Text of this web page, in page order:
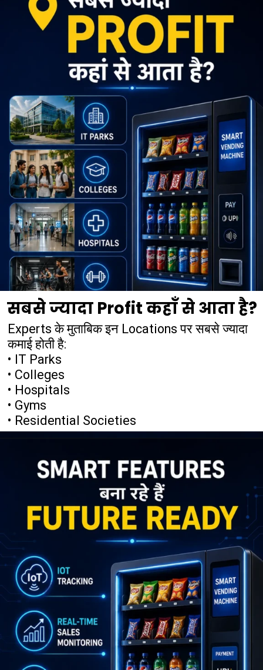
सबसे ज्यादा Profit कहाँ से आता है?
Experts के मुताबिक इन Locations पर सबसे ज्यादा
कमाई होती है:
• IT Parks
• Colleges
• Hospitals
• Gyms
• Residential Societies